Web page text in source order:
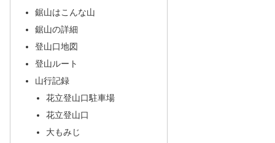
鋸山はこんな山
鋸山の詳細
登山口地図
登山ルート
山行記録
花立登山口駐車場
花立登山口
大もみじ